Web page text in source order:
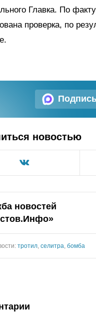
Главка. По
проверка, по
новостью
новостей
тротил селитра бомба